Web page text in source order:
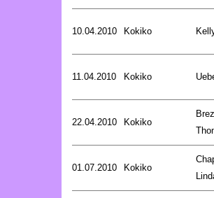
10.04.2010 Kokiko
11.04.2010 Kokiko
22.04.2010 Kokiko
01.07.2010 Kokiko